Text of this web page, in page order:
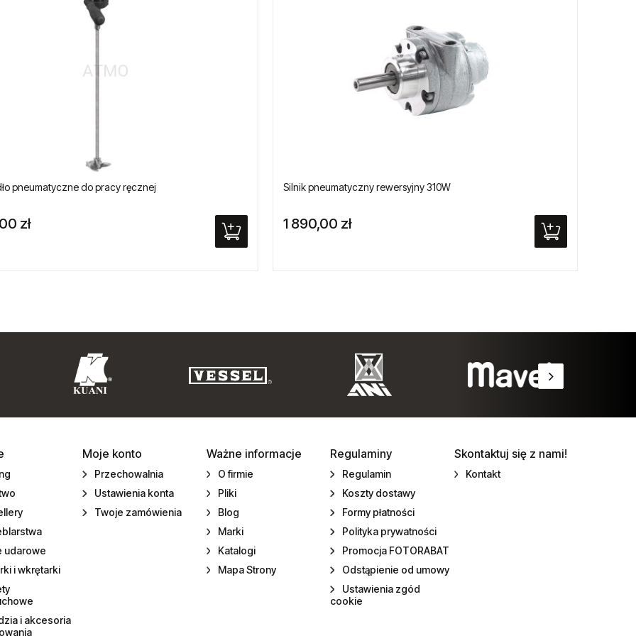
pneumatyczne do pracy ręcznej
zł
Silnik pneumatyczny rewersyjny 310W
1 890,00 zł
udarowe
i wkrętarki
i akcesoria
Moje konto
Przechowalnia
Ustawienia konta
Twoje zamówienia
Ważne informacje
O firmie
Pliki
Blog
Marki
Katalogi
Mapa Strony
Regulaminy
Regulamin
Koszty dostawy
Formy płatności
Polityka prywatności
Promocja FOTORABAT
Odstąpienie od umowy
Ustawienia zgód
cookie
Skontaktuj się z nami!
Kontakt